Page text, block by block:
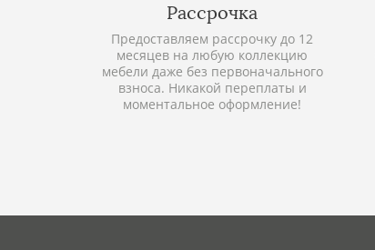
Рассрочка
Предоставляем рассрочку до 12
месяцев на любую коллекцию
мебели даже без первоначального
взноса. Никакой переплаты и
моментальное оформление!